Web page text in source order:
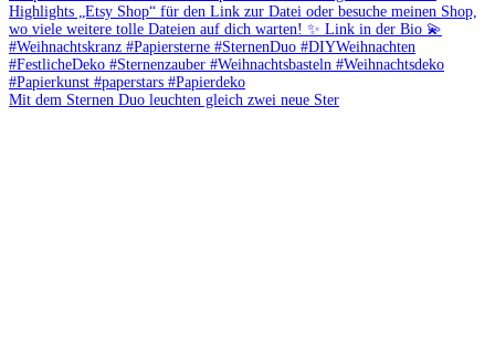
Mit dem Sternen Duo leuchten gleich zwei neue Ster